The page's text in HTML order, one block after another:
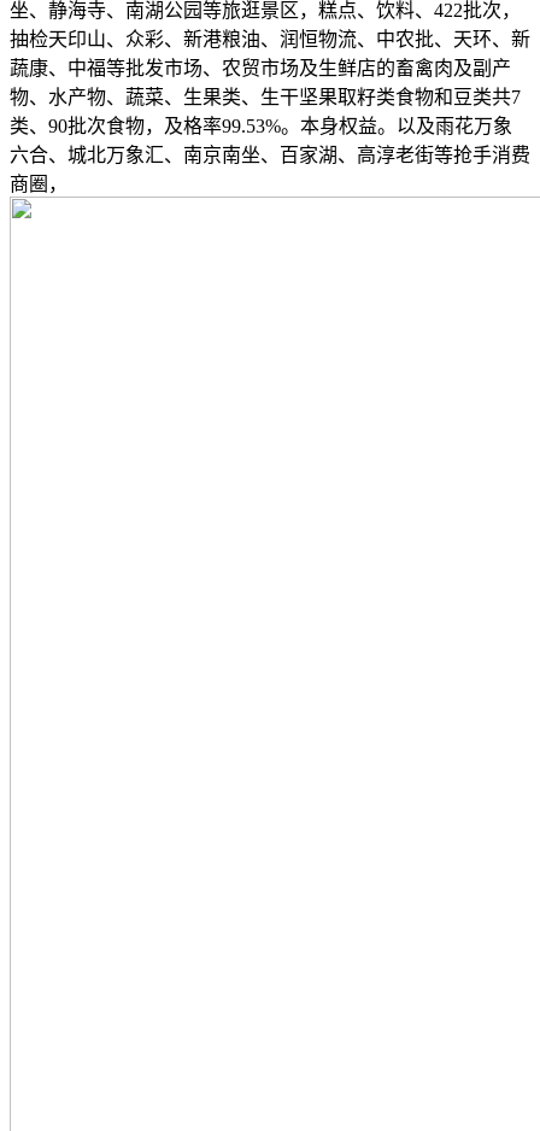
坐、静海寺、南湖公园等旅逛景区，糕点、饮料、422批次，
抽检天印山、众彩、新港粮油、润恒物流、中农批、天环、新
蔬康、中福等批发市场、农贸市场及生鲜店的畜禽肉及副产
物、水产物、蔬菜、生果类、生干坚果取籽类食物和豆类共7
类、90批次食物，及格率99.53%。本身权益。以及雨花万象
六合、城北万象汇、南京南坐、百家湖、高淳老街等抢手消费
商圈，